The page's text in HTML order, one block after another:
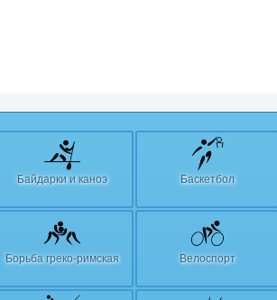
Байдарки и каноэ Баскетбол
Борьба греко-римская Велоспорт